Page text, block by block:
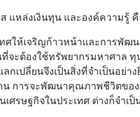
แหล่งเงินทุน และองค์ความรู้
ศให้เจริญก้าวหน้าและการพั
จะต้องใช้ทรัพยากรมหาศาล ทุ
กเปลี่ยนจึงเป็นสิ่งที่จำเป็นอย่า
น การจะพัฒนาคุณภาพชีวิตขอ
ศรษฐกิจในประเทศ ต่างก็จำเ